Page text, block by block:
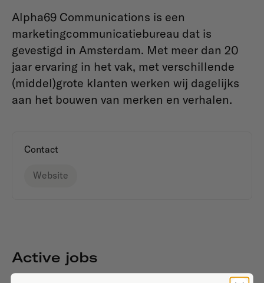
Alpha69 Communications is een
marketingcommunicatiebureau dat is
gevestigd in Amsterdam. Met meer dan 20
jaar ervaring in het vak, met verschillende
(middel)grote klanten werken wij dagelijks
aan het bouwen van merken en verhalen.
Contact
Website
Active jobs